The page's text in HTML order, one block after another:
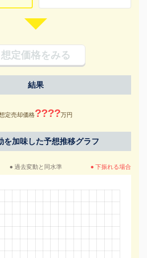
想定価格をみる
結果
定売却価格????万円
を加味した予想推移グラフ
● 過去変動と同水準 ● 下振れる場合